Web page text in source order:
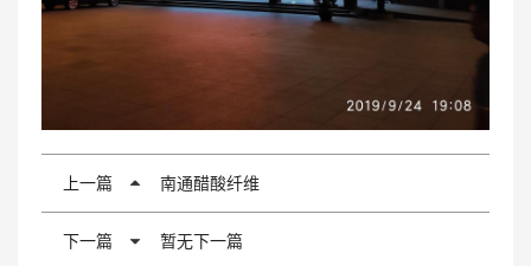
上一篇 南通醋酸纤维
下一篇 暂无下一篇